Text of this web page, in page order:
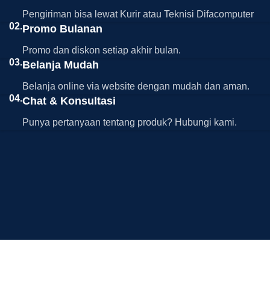
Pengiriman bisa lewat Kurir atau Teknisi Difacomputer
02.Promo Bulanan
Promo dan diskon setiap akhir bulan.
03.Belanja Mudah
Belanja online via website dengan mudah dan aman.
04.Chat & Konsultasi
Punya pertanyaan tentang produk? Hubungi kami.